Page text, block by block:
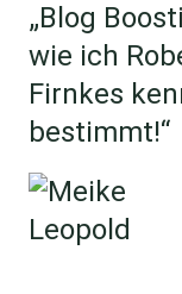
„Blog
wie ich
Firnkes
bestimmt!“